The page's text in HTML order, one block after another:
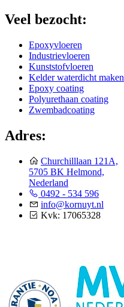
Veel bezocht:
Epoxyvloeren
Industrievloeren
Kunststofvloeren
Kelder waterdicht maken
Epoxy coating
Polyurethaan coating
Zwembadcoating
Adres:
Churchilllaan 121A,
5705 BK Helmond,
Nederland
0492 - 534 596
info@kornuyt.nl
Kvk: 17065328